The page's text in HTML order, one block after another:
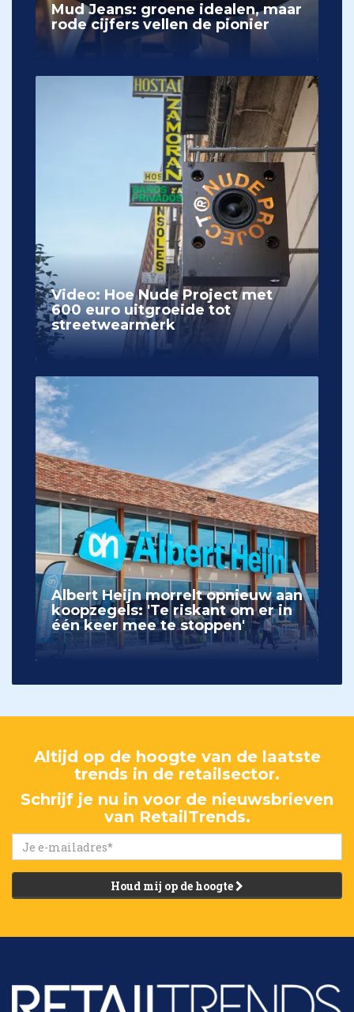
Mud Jeans: groene idealen, maar
rode cijfers vellen de pionier
Video: Hoe Nude Project met
600 euro uitgroeide tot
streetwearmerk
Albert Heijn morrelt opnieuw aan
koopzegels: 'Te riskant om er in
één keer mee te stoppen'
Altijd op de hoogte van de laatste
trends in de retailsector.
Schrijf je nu in voor de nieuwsbrieven
van RetailTrends.
Houd mij op de hoogte